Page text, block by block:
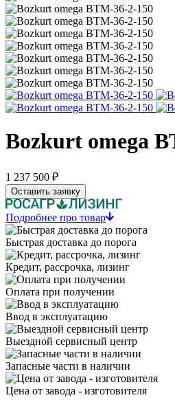
Bozkurt omega
1 237 500 ₽
Оставить заявку
Подробнее про товар
Быстрая доставка до порога
Кредит, рассрочка, лизинг
Оплата при получении
Ввод в эксплуатацию
Выездной сервисный центр
Запасные части в наличии